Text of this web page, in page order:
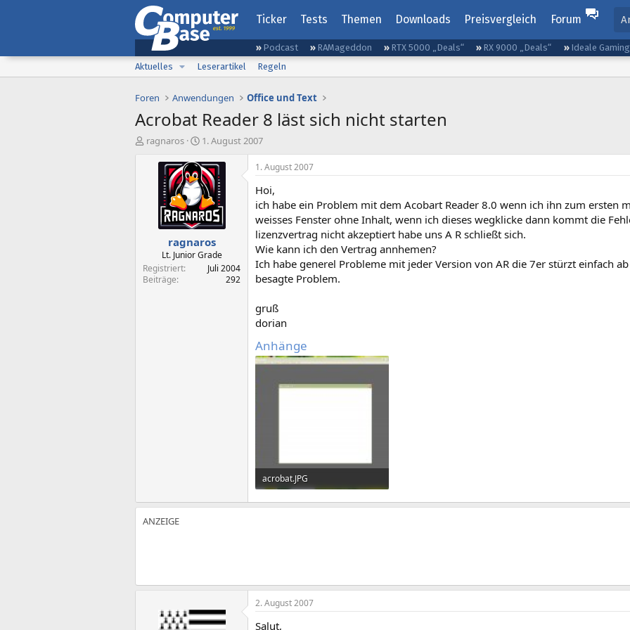
Ticker Tests Themen Downloads Preisvergleich Forum
Podcast RAMageddon RTX 5000 „Deals“ RX 9000 „Deals“
Ideale
Aktuelles
Leserartikel Regeln
Foren Anwendungen Office und Text
Acrobat Reader 8 läst sich nicht starten
E
ragnaros
E
s
t
e
l
l
t
a
m
1. August 2007
ragnaros
Lt. Junior Grade
Registriert
Juli 2004
Beiträge
292
1. August 2007
Hoi,
ich habe ein Problem mit dem Acobart Reader 8.0 wenn ich ihn zum ersten
weisses Fenster ohne Inhalt, wenn ich dieses wegklicke dann kommt die
lizenzvertrag nicht akzeptiert habe uns A R schließt sich.
Wie kann ich den Vertrag annhemen?
Ich habe generel Probleme mit jeder Version von AR die 7er stürzt einfach
besagte Problem.
gruß
dorian
Anhänge
acrobat.JPG
43,3 KB · Aufrufe: 355
2. August 2007
Salut,